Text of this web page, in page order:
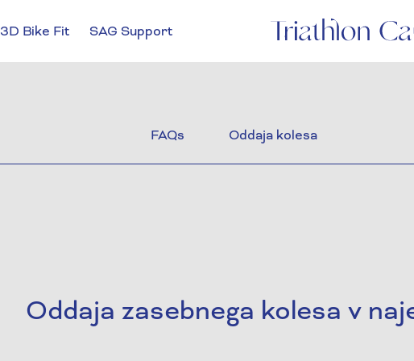
3D Bike Fit SAG Support
FAQs Oddaja kolesa
Oddaja zasebnega kolesa v